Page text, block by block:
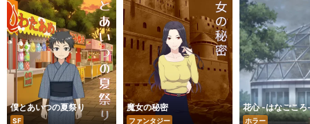
僕とあいつの夏祭り
SF
魔女の秘密
ファンタジー
花心 -はなごころ
ホラー